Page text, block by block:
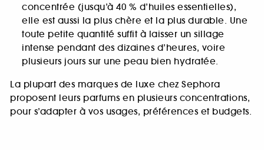
concentrée (jusqu’à 40 % d’huiles essentielles),
elle est aussi la plus chère et la plus durable. Une
toute petite quantité suffit à laisser un sillage
intense pendant des dizaines d’heures, voire
plusieurs jours sur une peau bien hydratée.
La plupart des marques de luxe chez Sephora
proposent leurs parfums en plusieurs concentrations,
pour s’adapter à vos usages, préférences et budgets.